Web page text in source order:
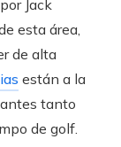
Jack
esta área,
de alta
están a la
tanto
de golf.